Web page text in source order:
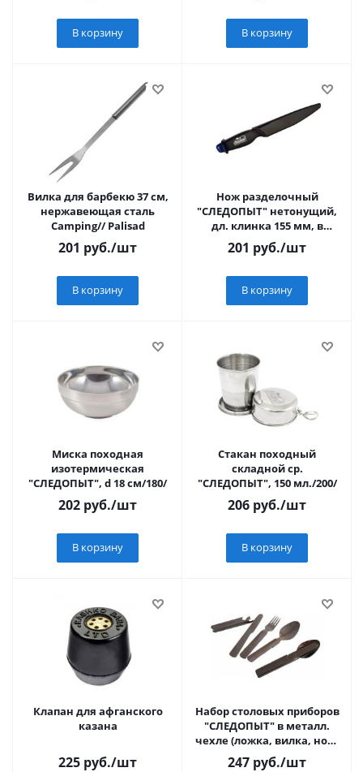
В корзину В корзину
Вилка для барбекю 37 см,
нержавеющая сталь
Camping// Palisad
201 руб./шт
В корзину
Нож разделочный
"СЛЕДОПЫТ" нетонущий,
дл. клинка 155 мм, в
чехле/72/
201 руб./шт
В корзину
Миска походная
изотермическая
"СЛЕДОПЫТ", d 18 см/180/
202 руб./шт
В корзину
Стакан походный
складной ср.
"СЛЕДОПЫТ", 150 мл./200/
206 руб./шт
В корзину
Клапан для афганского
казана
225 руб./шт
Набор столовых приборов
"СЛЕДОПЫТ" в металл.
чехле (ложка, вилка, нож,
открывашка)/120/
247 руб./шт